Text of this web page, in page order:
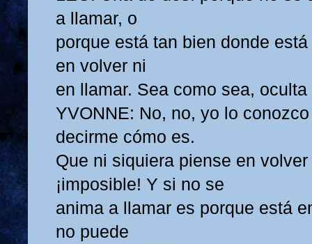
a llamar, o
porque está tan bien donde
en volver ni
en llamar. Sea como sea, oculta
YVONNE: No, no, yo lo
decirme cómo es.
Que ni siquiera piense en
¡imposible! Y si no se
anima a llamar es porque está
no puede